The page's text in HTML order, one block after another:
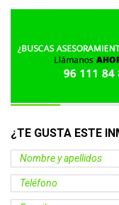
¿TE GUSTA ESTE